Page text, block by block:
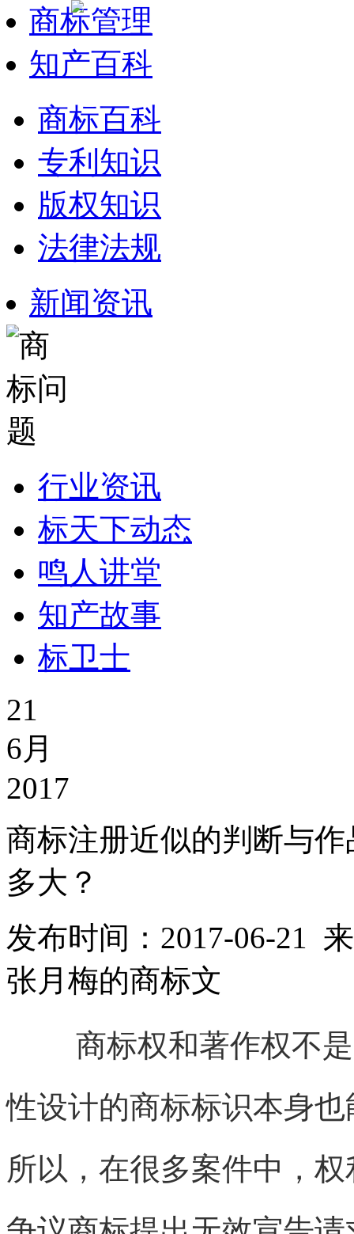
商标管理
知产百科
商标百科
专利知识
版权知识
法律法规
新闻资讯
行业资讯
标天下动态
鸣人讲堂
知产故事
标卫士
21
6月
2017
商标注册近似的判断与
多大？
发布时间：2017-06-21
张月梅的商标文
商标权和著作权不
性设计的商标标识本身
所以，在很多案件中，